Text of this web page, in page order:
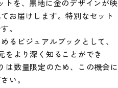
トを、黒地に金のデザインが映
お届けします。特別なセット
。
るビジュアルブックとして、
をより深く知ることができ
は数量限定のため、この機会に
い。